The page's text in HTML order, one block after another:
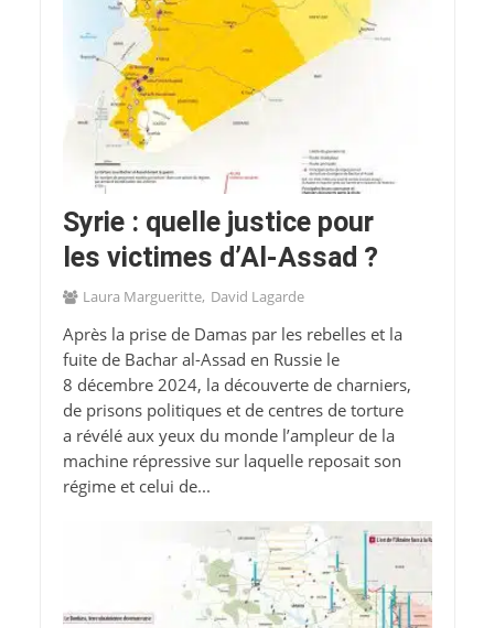
Syrie : quelle justice pour
les victimes d’Al-Assad ?
Laura Margueritte David Lagarde
Après la prise de Damas par les rebelles et la
fuite de Bachar al-Assad en Russie le
8 décembre 2024, la découverte de charniers,
de prisons politiques et de centres de torture
a révélé aux yeux du monde l’ampleur de la
machine répressive sur laquelle reposait son
régime et celui de...